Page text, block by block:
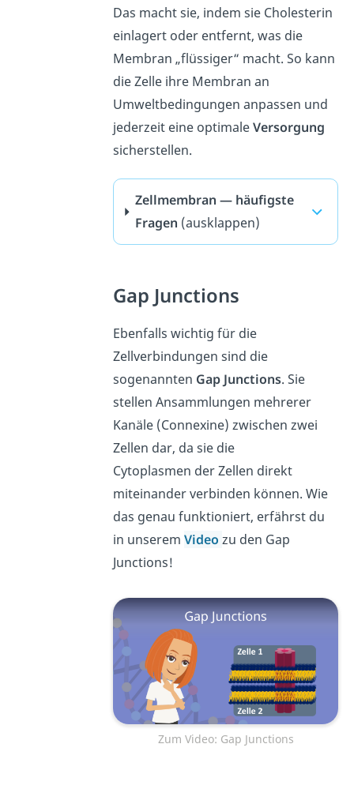
Das macht sie, indem sie Cholesterin
einlagert oder entfernt, was die
Membran „flüssiger“ macht. So kann
die Zelle ihre Membran an
Umweltbedingungen anpassen und
jederzeit eine optimaleVersorgung
sicherstellen.
Zellmembran — häufigste
Fragen (ausklappen)
Gap Junctions
Ebenfalls wichtig für die
Zellverbindungen sind die
sogenannten Gap Junctions. Sie
stellen Ansammlungen mehrerer
Kanäle (Connexine) zwischen zwei
Zellen dar, da sie die
Cytoplasmen der Zellen direkt
miteinander verbinden können. Wie
das genau funktioniert, erfährst du
in unseremVideozu den Gap
Junctions!
Zum Video: Gap Junctions